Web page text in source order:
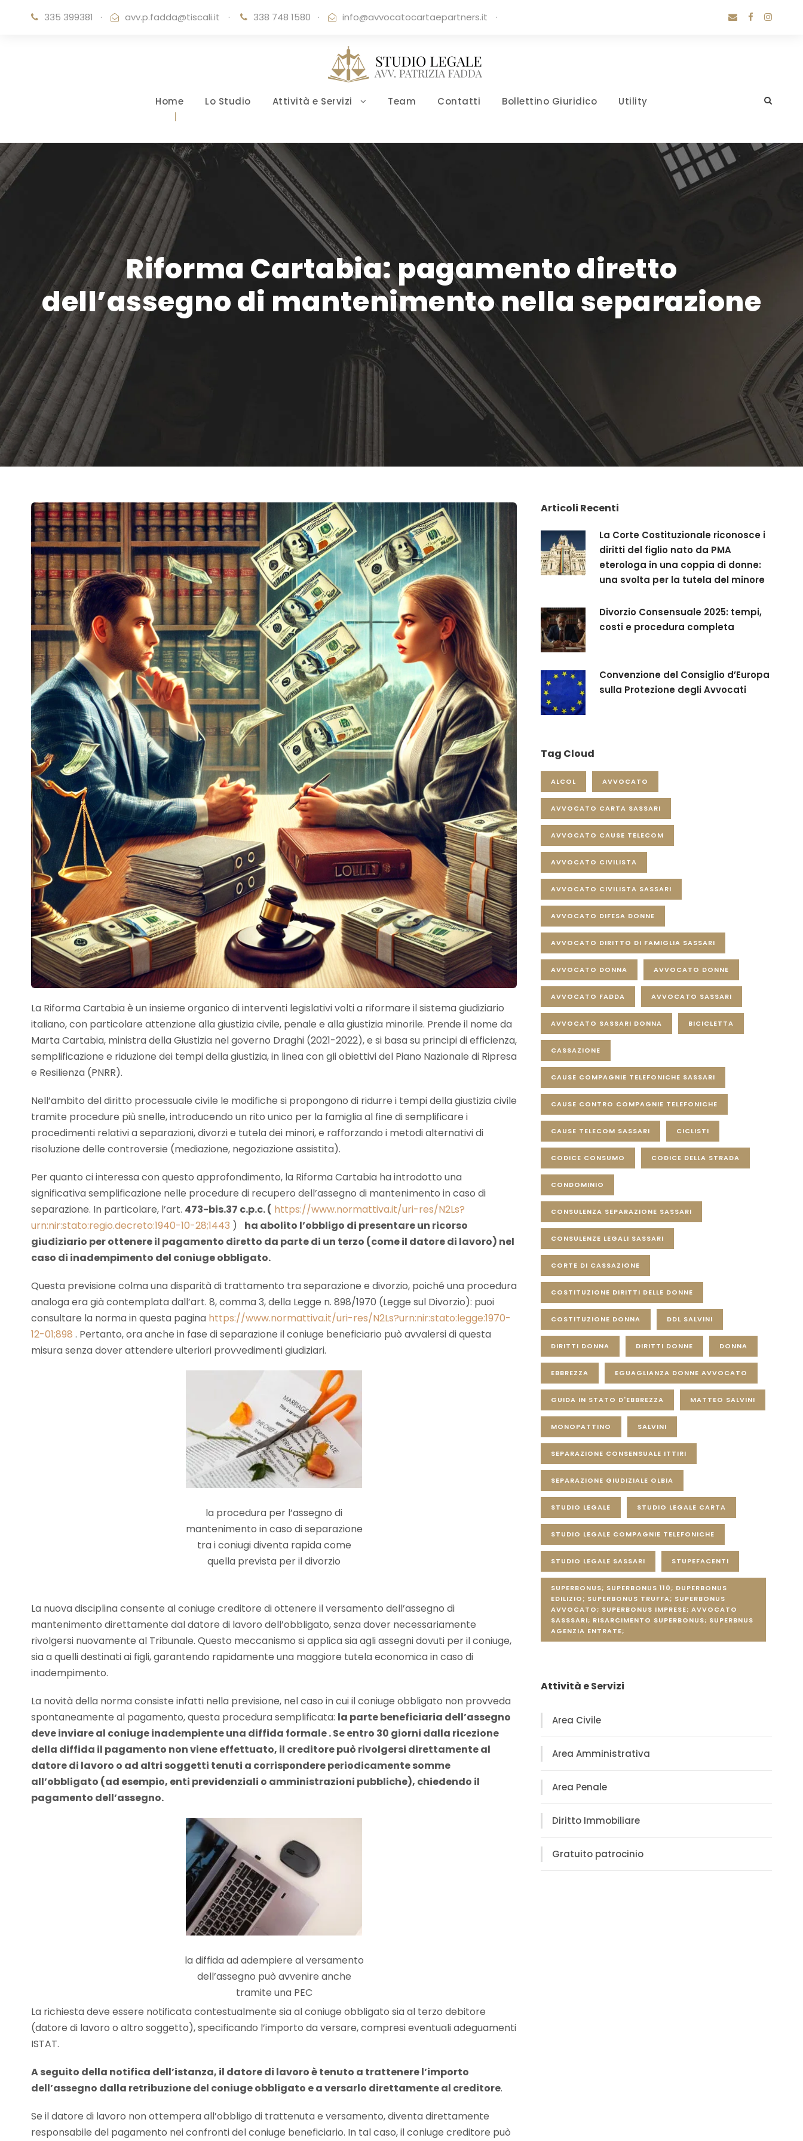
335 399381 · avv.p.fadda@tiscali.it · 338 748 1580 · info@avvocatocartaepartners.it ·
Home Lo Studio Attività e Servizi Team Contatti Bollettino Giuridico Utility
Riforma Cartabia: pagamento diretto
dell’assegno di mantenimento nella separazione
La Riforma Cartabia è un insieme organico di interventi legislativi volti a riformare il sistema giudiziario
italiano, con particolare attenzione alla giustizia civile, penale e alla giustizia minorile. Prende il nome da
Marta Cartabia, ministra della Giustizia nel governo Draghi (2021-2022), e si basa su principi di efficienza,
semplificazione e riduzione dei tempi della giustizia, in linea con gli obiettivi del Piano Nazionale di Ripresa
e Resilienza (PNRR).
Nell’ambito del diritto processuale civile le modifiche si propongono di ridurre i tempi della giustizia civile
tramite procedure più snelle, introducendo un rito unico per la famiglia al fine di semplificare i
procedimenti relativi a separazioni, divorzi e tutela dei minori, e rafforzando i metodi alternativi di
risoluzione delle controversie (mediazione, negoziazione assistita).
Per quanto ci interessa con questo approfondimento, la Riforma Cartabia ha introdotto una
significativa semplificazione nelle procedure di recupero dell’assegno di mantenimento in caso di
separazione. In particolare, l’art. 473-bis.37 c.p.c. ( https://www.normattiva.it/uri-res/N2Ls?
urn:nir:stato:regio.decreto:1940-10-28;1443 ) ha abolito l’obbligo di presentare un ricorso
giudiziario per ottenere il pagamento diretto da parte di un terzo (come il datore di lavoro) nel
caso di inadempimento del coniuge obbligato.
Questa previsione colma una disparità di trattamento tra separazione e divorzio, poiché una procedura
analoga era già contemplata dall’art. 8, comma 3, della Legge n. 898/1970 (Legge sul Divorzio): puoi
consultare la norma in questa pagina https://www.normattiva.it/uri-res/N2Ls?urn:nir:stato:legge:1970-
12-01;898 . Pertanto, ora anche in fase di separazione il coniuge beneficiario può avvalersi di questa
misura senza dover attendere ulteriori provvedimenti giudiziari.
la procedura per l’assegno di
mantenimento in caso di separazione
tra i coniugi diventa rapida come
quella prevista per il divorzio
La nuova disciplina consente al coniuge creditore di ottenere il versamento dell’assegno di
mantenimento direttamente dal datore di lavoro dell’obbligato, senza dover necessariamente
rivolgersi nuovamente al Tribunale. Questo meccanismo si applica sia agli assegni dovuti per il coniuge,
sia a quelli destinati ai figli, garantendo rapidamente una maggiore tutela economica in caso di
inadempimento.
La novità della norma consiste infatti nella previsione, nel caso in cui il coniuge obbligato non provveda
spontaneamente al pagamento, questa procedura semplificata: la parte beneficiaria dell’assegno
deve inviare al coniuge inadempiente una diffida formale . Se entro 30 giorni dalla ricezione
della diffida il pagamento non viene effettuato, il creditore può rivolgersi direttamente al
datore di lavoro o ad altri soggetti tenuti a corrispondere periodicamente somme
all’obbligato (ad esempio, enti previdenziali o amministrazioni pubbliche), chiedendo il
pagamento dell’assegno.
la diffida ad adempiere al versamento
dell’assegno può avvenire anche
tramite una PEC
La richiesta deve essere notificata contestualmente sia al coniuge obbligato sia al terzo debitore
(datore di lavoro o altro soggetto), specificando l’importo da versare, compresi eventuali adeguamenti
ISTAT.
A seguito della notifica dell’istanza, il datore di lavoro è tenuto a trattenere l’importo
dell’assegno dalla retribuzione del coniuge obbligato e a versarlo direttamente al creditore.
Se il datore di lavoro non ottempera all’obbligo di trattenuta e versamento, diventa direttamente
responsabile del pagamento nei confronti del coniuge beneficiario. In tal caso, il coniuge creditore può
Articoli Recenti
La Corte Costituzionale riconosce i
diritti del figlio nato da PMA
eterologa in una coppia di donne:
una svolta per la tutela del minore
Divorzio Consensuale 2025: tempi,
costi e procedura completa
Convenzione del Consiglio d’Europa
sulla Protezione degli Avvocati
Tag Cloud
ALCOL AVVOCATO
AVVOCATO CARTA SASSARI
AVVOCATO CAUSE TELECOM
AVVOCATO CIVILISTA
AVVOCATO CIVILISTA SASSARI
AVVOCATO DIFESA DONNE
AVVOCATO DIRITTO DI FAMIGLIA SASSARI
AVVOCATO DONNA AVVOCATO DONNE
AVVOCATO FADDA AVVOCATO SASSARI
AVVOCATO SASSARI DONNA BICICLETTA
CASSAZIONE
CAUSE COMPAGNIE TELEFONICHE SASSARI
CAUSE CONTRO COMPAGNIE TELEFONICHE
CAUSE TELECOM SASSARI CICLISTI
CODICE CONSUMO CODICE DELLA STRADA
CONDOMINIO
CONSULENZA SEPARAZIONE SASSARI
CONSULENZE LEGALI SASSARI
CORTE DI CASSAZIONE
COSTITUZIONE DIRITTI DELLE DONNE
COSTITUZIONE DONNA DDL SALVINI
DIRITTI DONNA DIRITTI DONNE DONNA
EBBREZZA EGUAGLIANZA DONNE AVVOCATO
GUIDA IN STATO D'EBBREZZA MATTEO SALVINI
MONOPATTINO SALVINI
SEPARAZIONE CONSENSUALE ITTIRI
SEPARAZIONE GIUDIZIALE OLBIA
STUDIO LEGALE STUDIO LEGALE CARTA
STUDIO LEGALE COMPAGNIE TELEFONICHE
STUDIO LEGALE SASSARI STUPEFACENTI
SUPERBONUS; SUPERBONUS 110; DUPERBONUS
EDILIZIO; SUPERBONUS TRUFFA; SUPERBONUS
AVVOCATO; SUPERBONUS IMPRESE; AVVOCATO
SASSSARI; RISARCIMENTO SUPERBONUS; SUPERBNUS
AGENZIA ENTRATE;
Attività e Servizi
Area Civile
Area Amministrativa
Area Penale
Diritto Immobiliare
Gratuito patrocinio